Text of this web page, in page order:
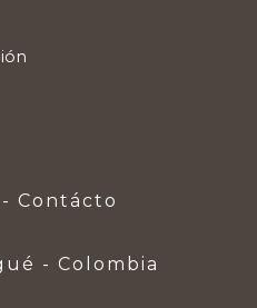
Contácto
- Colombia